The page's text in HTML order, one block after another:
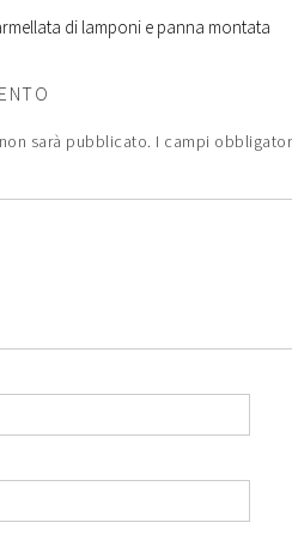
di lamponi e panna montata
sarà pubblicato. I campi